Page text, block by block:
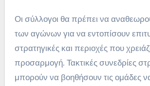
Οι σύλλογοι θα πρέπει να
των αγώνων για να εντοπίσουν
στρατηγικές και περιοχές που
προσαρμογή. Τακτικές συνεδρίες
μπορούν να βοηθήσουν τις ομάδες